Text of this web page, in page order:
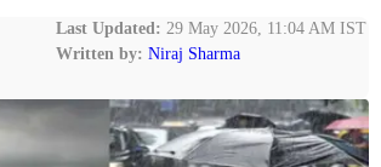
Last Updated: 29 May 2026, 11:04 AM IST
Written by: Niraj Sharma